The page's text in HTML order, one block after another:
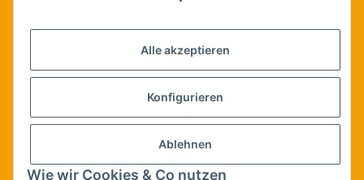
Alle akzeptieren
Konfigurieren
Ablehnen
Wie wir Cookies & Co nutzen